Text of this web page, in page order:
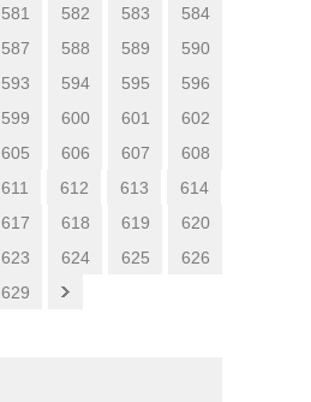
581 582 583
584
587 588 589
590
593 594 595
596
599 600 601
602
605 606 607
608
611 612 613
614
617 618 619
620
623 624 625
626
629